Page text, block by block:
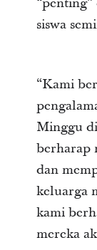
siswa
“Kami
Minggu
berharap
dan
keluarga
kami
mereka